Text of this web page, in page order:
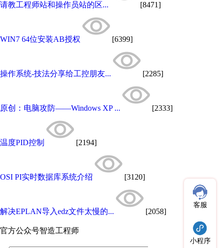
请教工程师站和操作员站的区... [8471]
WIN7 64位安装AB授权 [6399]
操作系统-技法分享给工控朋友... [2285]
原创：电脑攻防——Windows XP ... [2333]
温度PID控制 [2194]
OSI PI实时数据库系统介绍 [3120]
解决EPLAN导入edz文件太慢的... [2058]
官方公众号智造工程师
客服
小程序